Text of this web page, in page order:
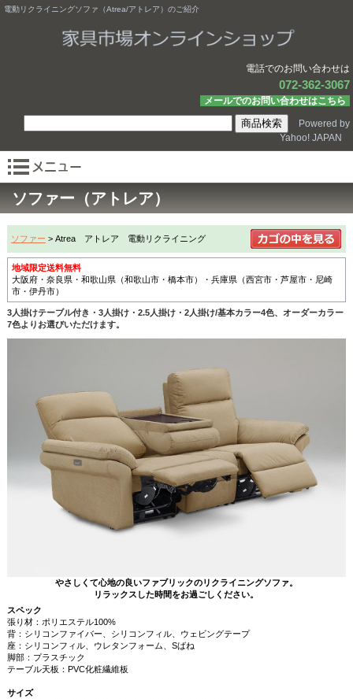
電動リクライニングソファ（Atrea/アトレア）のご紹介
電話でのお問い合わせは
072-362-3067
メールでのお問い合わせはこちら
Powered by
Yahoo! JAPAN
ソファー（アトレア）
ソファー > Atrea アトレア 電動リクライニング
地域限定送料無料
大阪府・奈良県・和歌山県（和歌山市・橋本市）・兵庫県（西宮市・芦屋市・尼崎
市・伊丹市）
3人掛けテーブル付き・3人掛け・2.5人掛け・2人掛け/基本カラー4色、オーダーカラー
7色よりお選びいただけます。
やさしくて心地の良いファブリックのリクライニングソファ。
リラックスした時間をお過ごしください。
スペック
張り材：ポリエステル100%
背：シリコンファイバー、シリコンフィル、ウェビングテープ
座：シリコンフィル、ウレタンフォーム、Sばね
脚部：プラスチック
テーブル天板：PVC化粧繊維板
サイズ